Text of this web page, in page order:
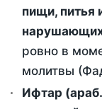
пищи, питья
нарушающих
ровно в
молитвы
Ифтар (араб. إفطار) — разговение - это